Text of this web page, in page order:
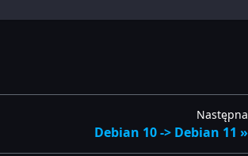
Następna
Debian 10 -> Debian 11